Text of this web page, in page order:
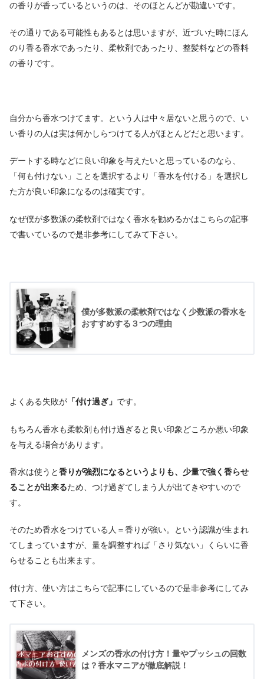
の香りが香っているというのは、そのほとんどが勘違いです。
その通りである可能性もあるとは思いますが、近づいた時にほん
のり香る香水であったり、柔軟剤であったり、整髪料などの香料
の香りです。
自分から香水つけてます。という人は中々居ないと思うので、い
い香りの人は実は何かしらつけてる人がほとんどだと思います。
デートする時などに良い印象を与えたいと思っているのなら、
「何も付けない」ことを選択するより「香水を付ける」を選択し
た方が良い印象になるのは確実です。
なぜ僕が多数派の柔軟剤ではなく香水を勧めるかはこちらの記事
で書いているので是非参考にしてみて下さい。
僕が多数派の柔軟剤ではなく少数派の香水を
おすすめする３つの理由
よくある失敗が 「付け過ぎ」 です。
もちろん香水も柔軟剤も付け過ぎると良い印象どころか悪い印象
を与える場合があります。
香水は使うと 香りが強烈になるというよりも、少量で強く香らせ
ることが出来るため、つけ過ぎてしまう人が出てきやすいので
す。
そのため香水をつけている人＝香りが強い。という認識が生まれ
てしまっていますが、量を調整すれば「さり気ない」くらいに香
らせることも出来ます。
付け方、使い方はこちらで記事にしているので是非参考にしてみ
て下さい。
メンズの香水の付け方！量やプッシュの回数
は？香水マニアが徹底解説！